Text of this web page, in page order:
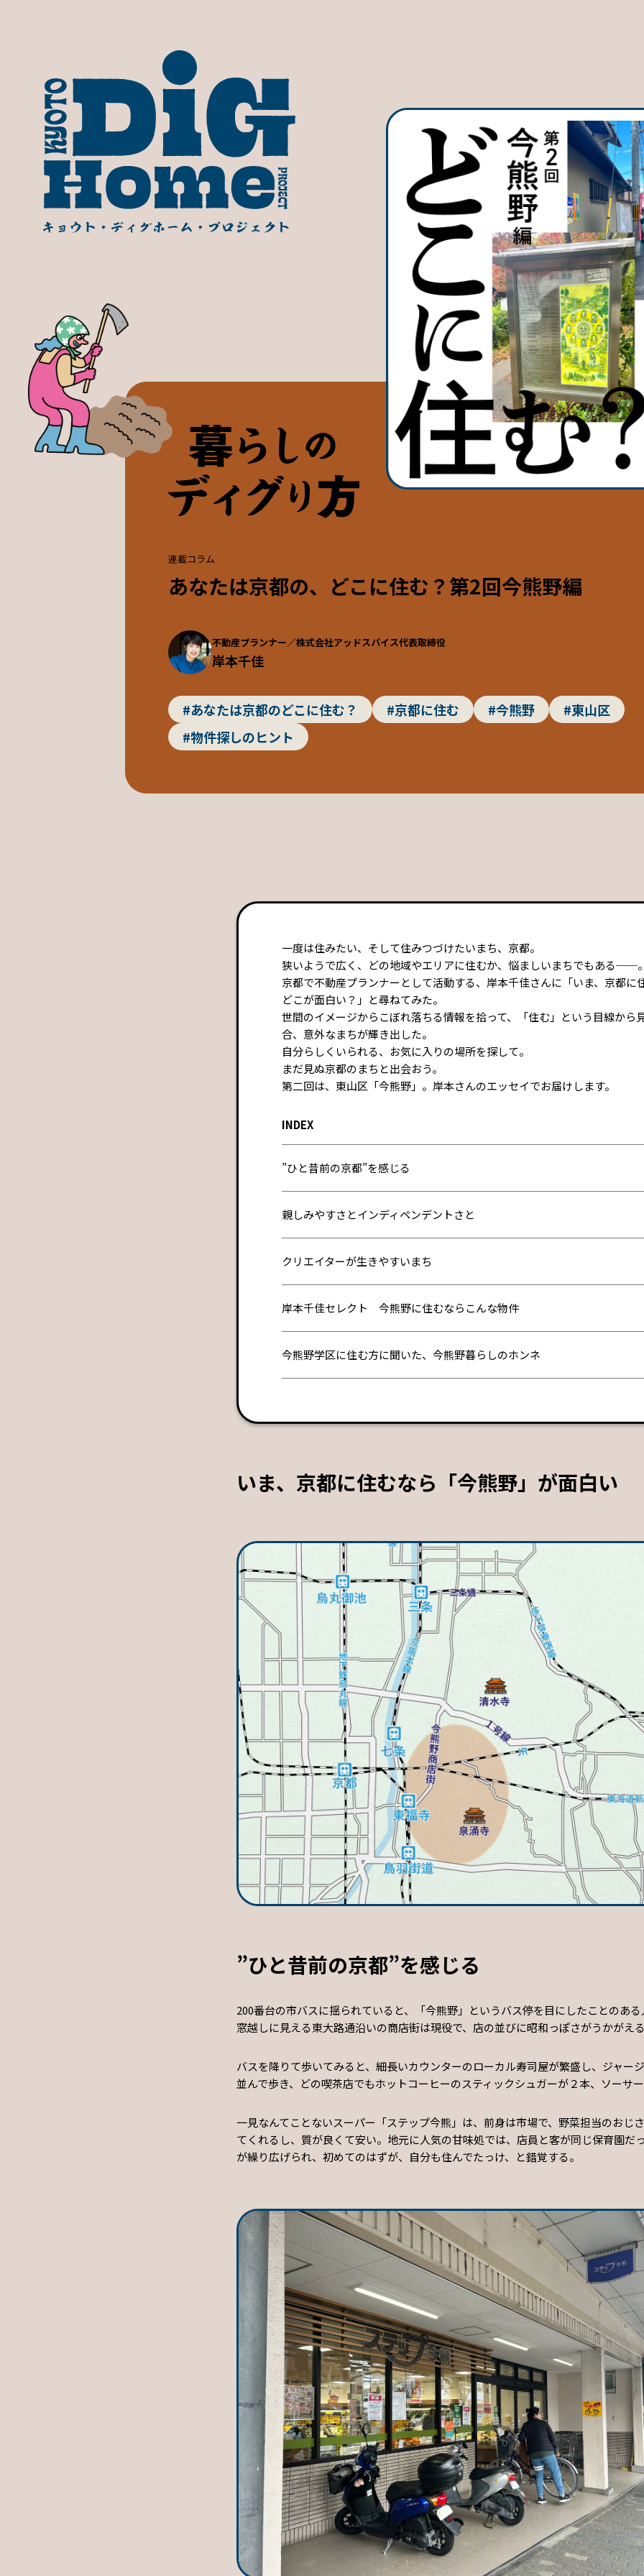
連載コラム
あなたは京都の、どこに住む？第2回今熊野編
不動産プランナー／株式会社アッドスパイス代表取締役
岸本千佳
#あなたは京都のどこに住む？ #京都に住む #今熊野
#東山区
#物件探しのヒント
一度は住みたい、そして住みつづけたいまち、京都。
狭いようで広く、どの地域やエリアに住むか、悩ましいまちでもある──
京都で不動産プランナーとして活動する、岸本千佳さんに「いま、京都に
どこが面白い？」と尋ねてみた。
世間のイメージからこぼれ落ちる情報を拾って、「住む」という目線から
合、意外なまちが輝き出した。
自分らしくいられる、お気に入りの場所を探して。
まだ見ぬ京都のまちと出会おう。
第二回は、東山区「今熊野」。岸本さんのエッセイでお届けします。
INDEX
”ひと昔前の京都”を感じる
親しみやすさとインディペンデントさと
クリエイターが生きやすいまち
岸本千佳セレクト 今熊野に住むならこんな物件
今熊野学区に住む方に聞いた、今熊野暮らしのホンネ
いま、京都に住むなら「今熊野」が面白い
”ひと昔前の京都”を感じる
200番台の市バスに揺られていると、「今熊野」というバス停を目にしたことのあ
窓越しに見える東大路通沿いの商店街は現役で、店の並びに昭和っぽさがうかがえ
バスを降りて歩いてみると、細長いカウンターのローカル寿司屋が繁盛し、ジャー
並んで歩き、どの喫茶店でもホットコーヒーのスティックシュガーが２本、ソーサ
一見なんてことないスーパー「ステップ今熊」は、前身は市場で、野菜担当のおじ
てくれるし、質が良くて安い。地元に人気の甘味処では、店員と客が同じ保育園だ
が繰り広げられ、初めてのはずが、自分も住んでたっけ、と錯覚する。